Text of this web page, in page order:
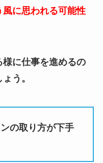
に仕事を進めるの
の取り方が下手